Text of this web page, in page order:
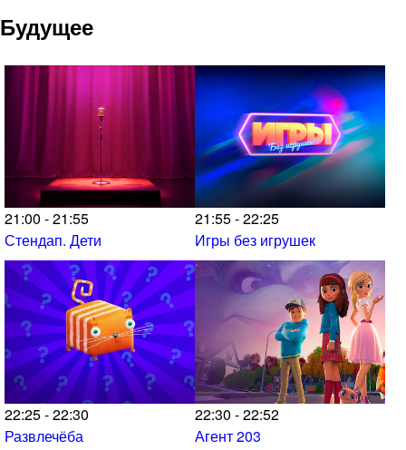
Будущее
21:00 - 21:55
Стендап. Дети
21:55 - 22:25
Игры без игрушек
22:25 - 22:30
Развлечёба
22:30 - 22:52
Агент 203